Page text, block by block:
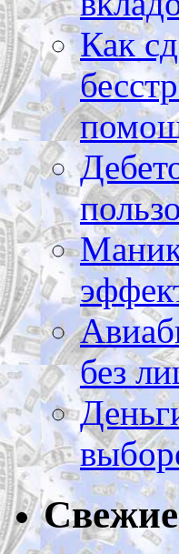
Как
без